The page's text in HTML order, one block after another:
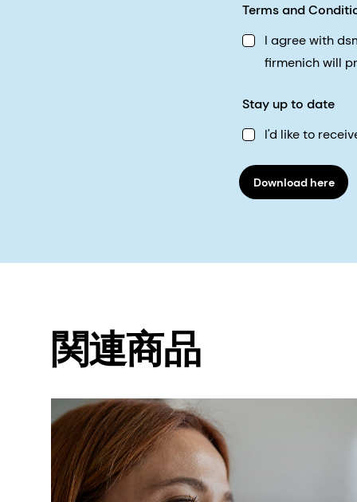
Terms and
I agree with
firmenich will
Stay up to date
I'd like to
Download here
関連商品